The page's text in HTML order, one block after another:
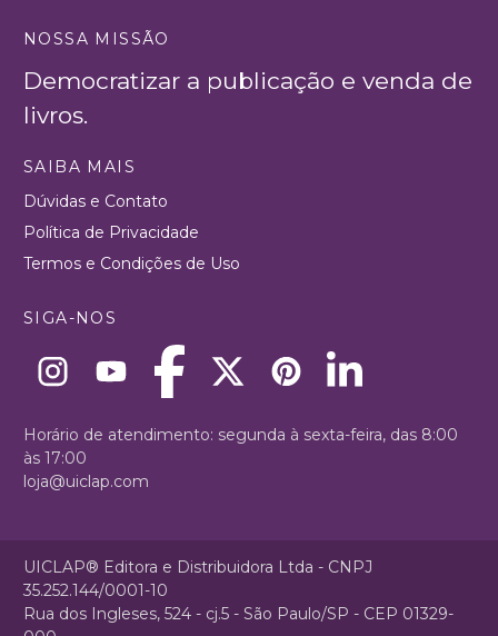
NOSSA MISSÃO
Democratizar a publicação e venda de
livros.
SAIBA MAIS
Dúvidas e Contato
Política de Privacidade
Termos e Condições de Uso
SIGA-NOS
Horário de atendimento: segunda à sexta-feira, das 8:00
às 17:00
loja@uiclap.com
UICLAP® Editora e Distribuidora Ltda - CNPJ
35.252.144/0001-10
Rua dos Ingleses, 524 - cj.5 - São Paulo/SP - CEP 01329-